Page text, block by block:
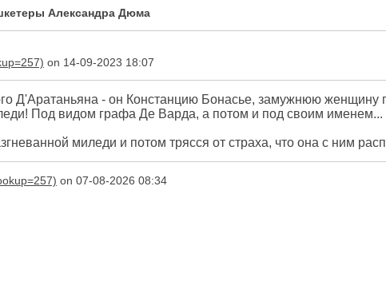
Александра Дюма
on 14-09-2023 18:07
Д'Аратаньяна - он Констанцию Бонасье, замужнюю женщину
Под видом графа Де Варда, а потом и под своим именем...
миледи и потом трясся от страха, что она с ним
on 07-08-2026 08:34